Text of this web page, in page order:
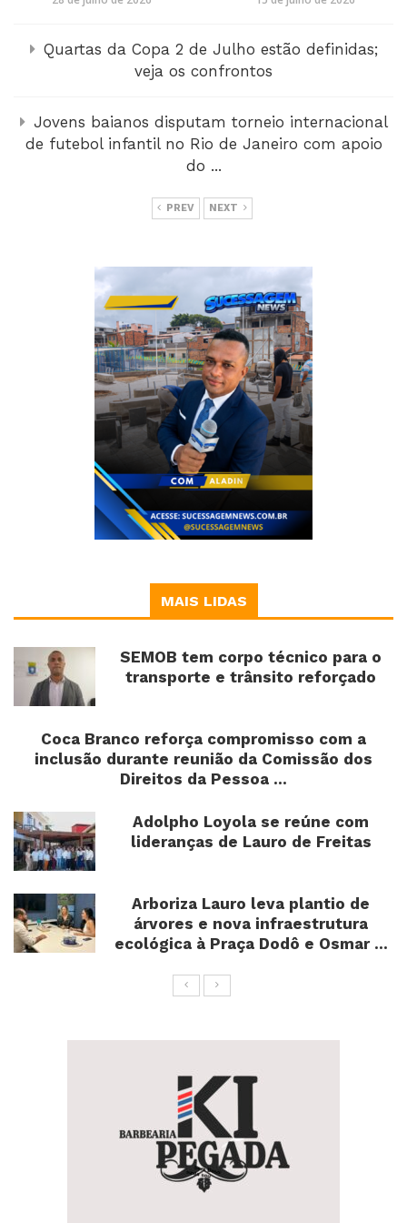
Quartas da Copa 2 de Julho estão definidas;
veja os confrontos
Jovens baianos disputam torneio internacional
de futebol infantil no Rio de Janeiro com apoio
do ...
PREV NEXT
MAIS LIDAS
SEMOB tem corpo técnico para o
transporte e trânsito reforçado
Coca Branco reforça compromisso com a
inclusão durante reunião da Comissão dos
Direitos da Pessoa ...
Adolpho Loyola se reúne com
lideranças de Lauro de Freitas
Arboriza Lauro leva plantio de
árvores e nova infraestrutura
ecológica à Praça Dodô e Osmar ...